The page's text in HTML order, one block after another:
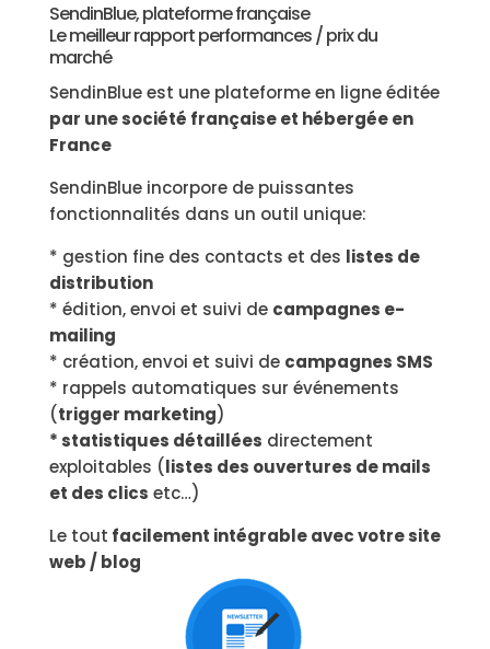
SendinBlue, plateforme française
Le meilleur rapport performances / prix du
marché
SendinBlue est une plateforme en ligne éditée
par une société française et hébergée en
France
SendinBlue incorpore de puissantes
fonctionnalités dans un outil unique:
* gestion fine des contacts et des listes de
distribution
* édition, envoi et suivi de campagnes e-
mailing
* création, envoi et suivi de campagnes SMS
* rappels automatiques sur événements
(trigger marketing)
* statistiques détaillées directement
exploitables (listes des ouvertures de mails
et des clics etc…)
Le tout facilement intégrable avec votre site
web / blog